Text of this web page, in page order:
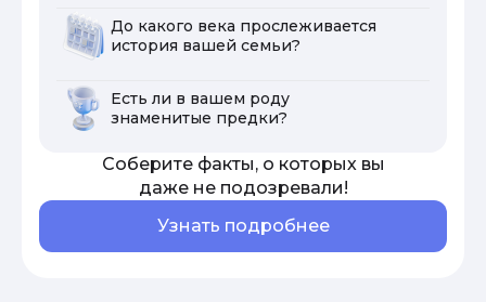
До какого века прослеживается
история вашей семьи?
Есть ли в вашем роду
знаменитые предки?
Соберите факты, о которых вы
даже не подозревали!
Узнать подробнее